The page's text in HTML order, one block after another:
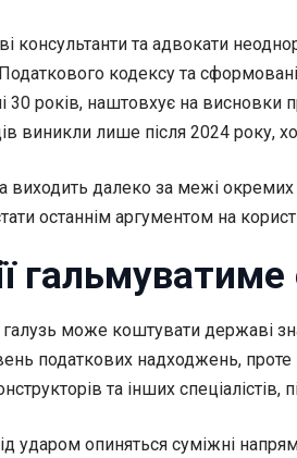
консультанти та адвокати
кодексу та
30 років, наштовхує на висновки
виникли лише після 2024 року,
виходить далеко за межі
останнім аргументом на
може коштувати державі
податкових надходжень,
та інших
ударом опиняться суміжні